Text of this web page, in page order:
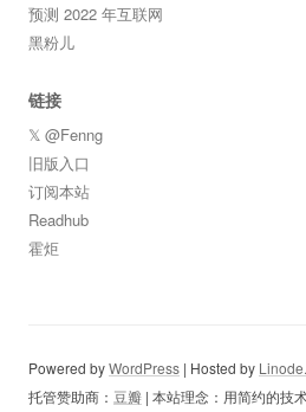
预测 2022 年互联网
黑粉儿
链接
𝕏 @Fenng
旧版入口
订阅本站
Readhub
霍炬
Powered byWordPress | Hosted by
托管赞助商： 豆瓣 | 本站理念：用简约的技